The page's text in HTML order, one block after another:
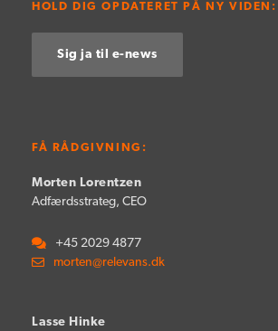
HOLD DIG OPDATERET PÅ NY VIDEN:
Sig ja til e-news
FÅ RÅDGIVNING:
Morten Lorentzen
Adfærdsstrateg, CEO
+45 2029 4877
morten@relevans.dk
Lasse Hinke